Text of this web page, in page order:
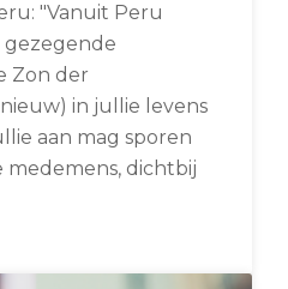
"Vanuit Peru
gezegende
Zon der
in jullie levens
aan mag sporen
medemens, dichtbij